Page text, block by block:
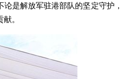
是解放军驻港部队的坚定守护
。